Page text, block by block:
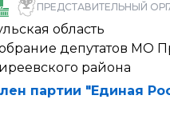
ПРЕДСТАВИТЕЛЬНЫЙ
область
депутатов МО
района
партии "Единая